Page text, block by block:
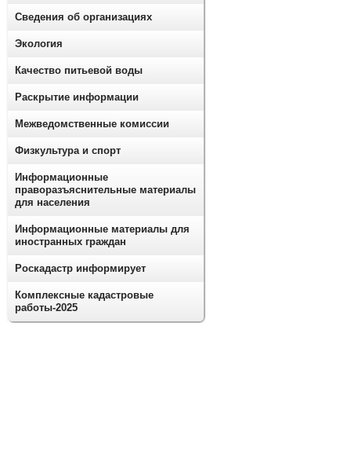
Сведения об организациях
Экология
Качество питьевой воды
Раскрытие информации
Межведомственные комиссии
Физкультура и спорт
Информационные
праворазъяснительные материалы
для населения
Информационные материалы для
иностранных граждан
Роскадастр информирует
Комплексные кадастровые
работы-2025